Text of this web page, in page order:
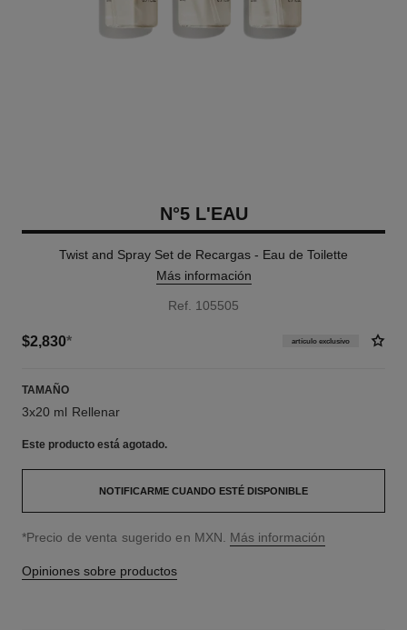
N°5 L'EAU
Twist and Spray Set de Recargas - Eau de Toilette
Más información
Ref. 105505
$2,830* artículo exclusivo
TAMAÑO
3x20 ml Rellenar
Este producto está agotado.
NOTIFICARME CUANDO ESTÉ DISPONIBLE
↩
*Precio de venta sugerido en MXN. Más información
Opiniones sobre productos